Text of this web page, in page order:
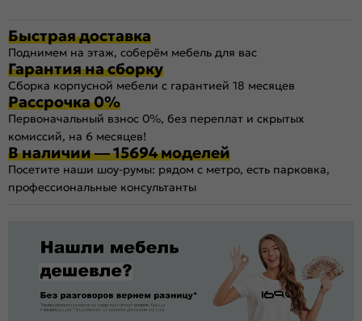
Быстрая доставка
Поднимем на этаж, соберём мебель для вас
Гарантия на сборку
Сборка корпусной мебели с гарантией 18 месяцев
Рассрочка 0%
Первоначальный взнос 0%, без переплат и скрытых
комиссий, на 6 месяцев!
В наличии — 15694 моделей
Посетите наши шоу-румы: рядом с метро, есть парковка,
профессиональные консультанты